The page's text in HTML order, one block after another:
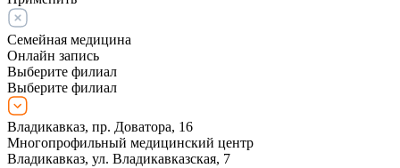
Семейная медицина
Онлайн запись
Выберите филиал
Выберите филиал
Владикавказ, пр. Доватора, 16
Многопрофильный медицинский центр
Владикавказ, ул. Владикавказская, 7